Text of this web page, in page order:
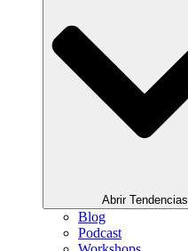
Abrir Tendencias
Blog
Podcast